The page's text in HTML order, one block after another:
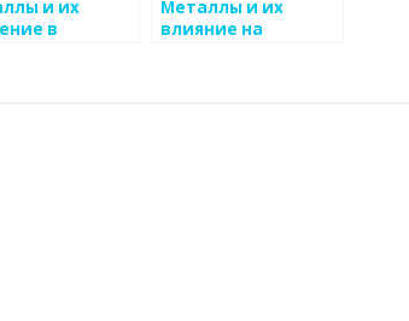
и их
в
Металлы и их
влияние на